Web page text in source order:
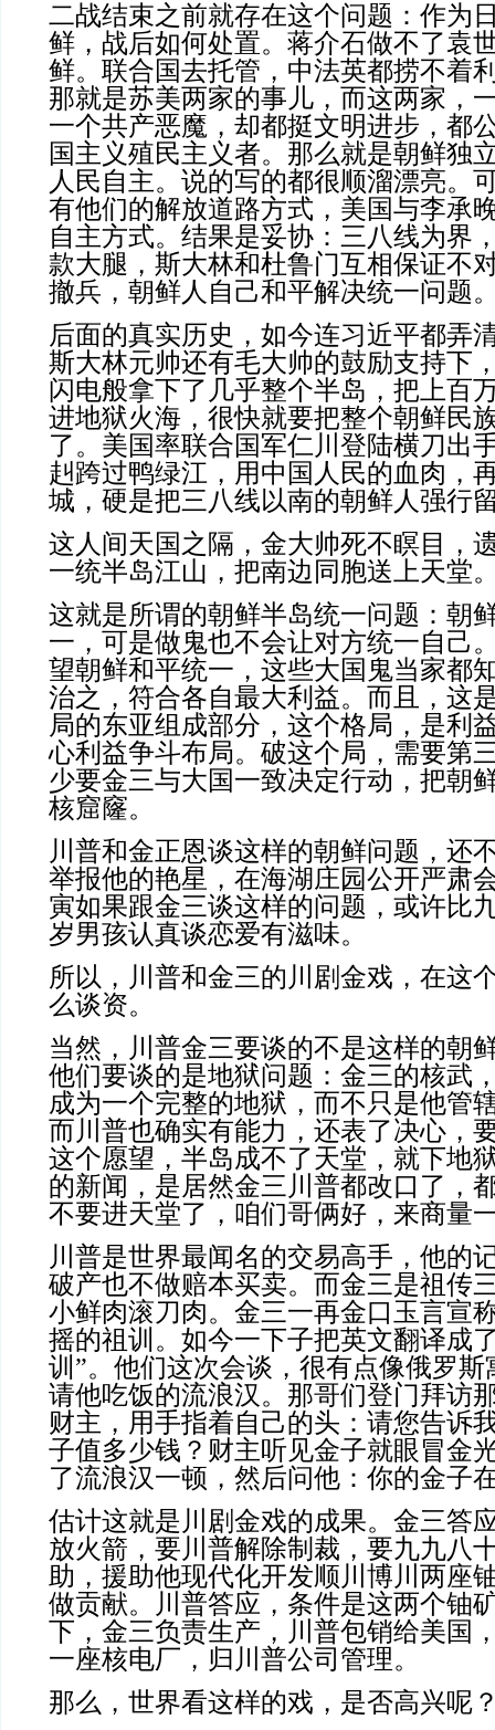
二战结束之前就存在这个问题：作为
鲜，战后如何处置。蒋介石做不了袁
鲜。联合国去托管，中法英都捞不着
那就是苏美两家的事儿，而这两家，
一个共产恶魔，却都挺文明进步，都
国主义殖民主义者。那么就是朝鲜独
人民自主。说的写的都很顺溜漂亮。
有他们的解放道路方式，美国与李承
自主方式。结果是妥协：三八线为界
款大腿，斯大林和杜鲁门互相保证不
撤兵，朝鲜人自己和平解决统一问题
后面的真实历史，如今连习近平都弄
斯大林元帅还有毛大帅的鼓励支持下
闪电般拿下了几乎整个半岛，把上百
进地狱火海，很快就要把整个朝鲜民
了。美国率联合国军仁川登陆横刀出
赳跨过鸭绿江，用中国人民的血肉，
城，硬是把三八线以南的朝鲜人强行
这人间天国之隔，金大帅死不瞑目，
一统半岛江山，把南边同胞送上天堂
这就是所谓的朝鲜半岛统一问题：朝
一，可是做鬼也不会让对方统一自己
望朝鲜和平统一，这些大国鬼当家都
治之，符合各自最大利益。而且，这
局的东亚组成部分，这个格局，是利
心利益争斗布局。破这个局，需要第
少要金三与大国一致决定行动，把朝
核窟窿。
川普和金正恩谈这样的朝鲜问题，还
举报他的艳星，在海湖庄园公开严肃
寅如果跟金三谈这样的问题，或许比
岁男孩认真谈恋爱有滋味。
所以，川普和金三的川剧金戏，在这
么谈资。
当然，川普金三要谈的不是这样的朝
他们要谈的是地狱问题：金三的核武
成为一个完整的地狱，而不只是他管
而川普也确实有能力，还表了决心，
这个愿望，半岛成不了天堂，就下地
的新闻，是居然金三川普都改口了，
不要进天堂了，咱们哥俩好，来商量
川普是世界最闻名的交易高手，他的
破产也不做赔本买卖。而金三是祖传
小鲜肉滚刀肉。金三一再金口玉言宣
摇的祖训。如今一下子把英文翻译成
训”。他们这次会谈，很有点像俄罗
请他吃饭的流浪汉。那哥们登门拜访
财主，用手指着自己的头：请您告诉
子值多少钱？财主听见金子就眼冒金
了流浪汉一顿，然后问他：你的金子
估计这就是川剧金戏的成果。金三答
放火箭，要川普解除制裁，要九九八
助，援助他现代化开发顺川博川两座
做贡献。川普答应，条件是这两个铀
下，金三负责生产，川普包销给美国
一座核电厂，归川普公司管理。
那么，世界看这样的戏，是否高兴呢